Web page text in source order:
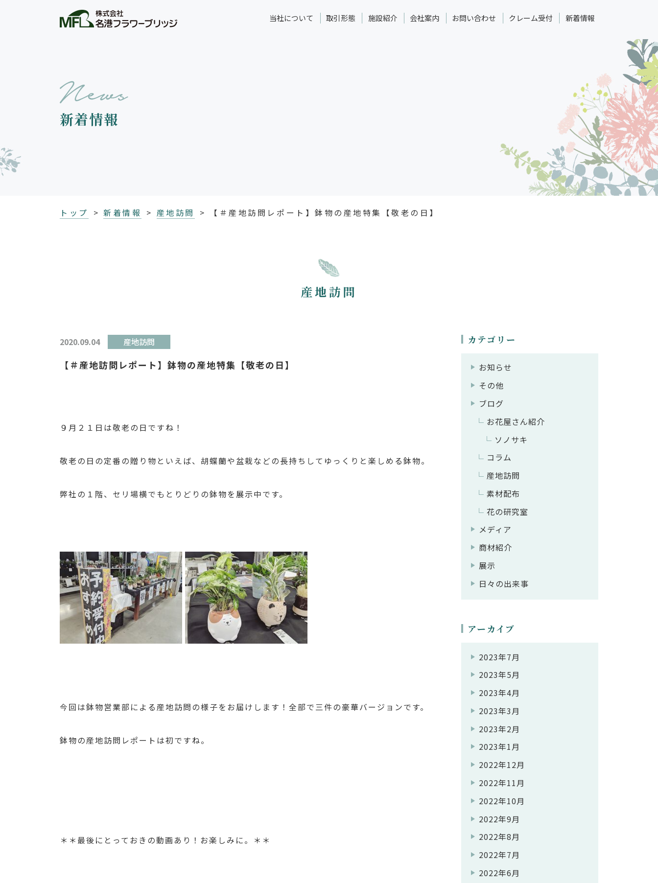
当社について 取引形態 施設紹介 会社案内 お問い合わせ クレーム受付 新着情報
新着情報
トップ 新着情報 産地訪問 【＃産地訪問レポート】鉢物の産地特集【敬老の日】
産地訪問
2020.09.04 産地訪問
【＃産地訪問レポート】鉢物の産地特集【敬老の日】
９月２１日は敬老の日ですね！
敬老の日の定番の贈り物といえば、胡蝶蘭や盆栽などの長持ちしてゆっくりと楽しめる鉢物。
弊社の１階、セリ場横でもとりどりの鉢物を展示中です。
今回は鉢物営業部による産地訪問の様子をお届けします！全部で三件の豪華バージョンです。
鉢物の産地訪問レポートは初ですね。
＊＊最後にとっておきの動画あり！お楽しみに。＊＊
カテゴリー
お知らせ
その他
ブログ
お花屋さん紹介
ソノサキ
コラム
産地訪問
素材配布
花の研究室
メディア
商材紹介
展示
日々の出来事
アーカイブ
2023年7月
2023年5月
2023年4月
2023年3月
2023年2月
2023年1月
2022年12月
2022年11月
2022年10月
2022年9月
2022年8月
2022年7月
2022年6月